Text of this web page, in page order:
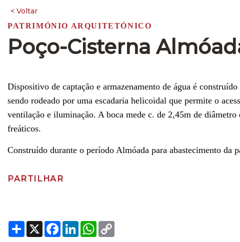
PATRIMÓNIO ARQUITETÓNICO
Poço-Cisterna
Dispositivo de captação e armazenamento de água é
sendo rodeado por uma escadaria helicoidal que permite o
ventilação e iluminação. A boca mede c. de 2,45m de
freáticos.
Construído durante o período Almóada para abastecimento
PARTILHAR
Share
X Facebook
LinkedInWhatsApp